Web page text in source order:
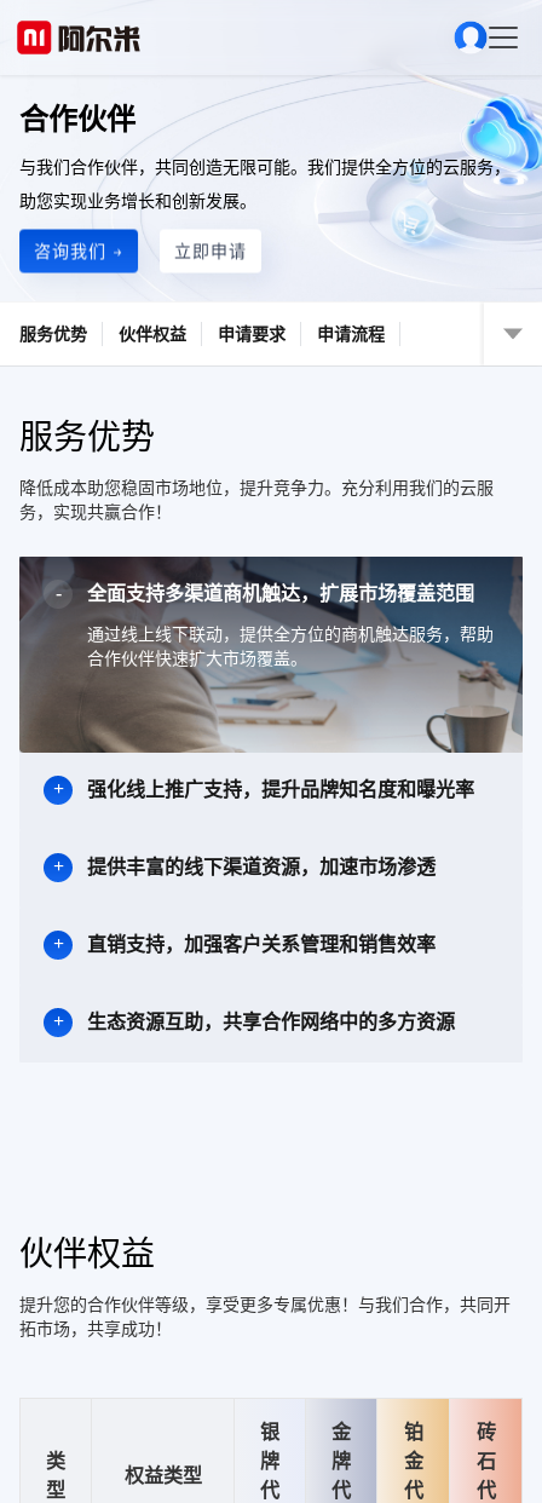
合作伙伴
与我们合作伙伴，共同创造无限可能。我们提供全方位的云服务，
助您实现业务增长和创新发展。
咨询我们 → 立即申请
服务优势 伙伴权益 申请要求 申请流程
服务优势
降低成本助您稳固市场地位，提升竞争力。充分利用我们的云服
务，实现共赢合作！
全面支持多渠道商机触达，扩展市场覆盖范围
通过线上线下联动，提供全方位的商机触达服务，帮助
合作伙伴快速扩大市场覆盖。
强化线上推广支持，提升品牌知名度和曝光率
提供丰富的线下渠道资源，加速市场渗透
直销支持，加强客户关系管理和销售效率
生态资源互助，共享合作网络中的多方资源
伙伴权益
提升您的合作伙伴等级，享受更多专属优惠！与我们合作，共同开
拓市场，共享成功！
类
型
权益类型
银
牌
代
金
牌
代
铂
金
代
砖
石
代